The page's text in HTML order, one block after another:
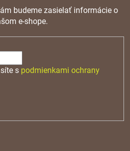
budeme zasielať informácie o
e-shope.
s podmienkami ochrany